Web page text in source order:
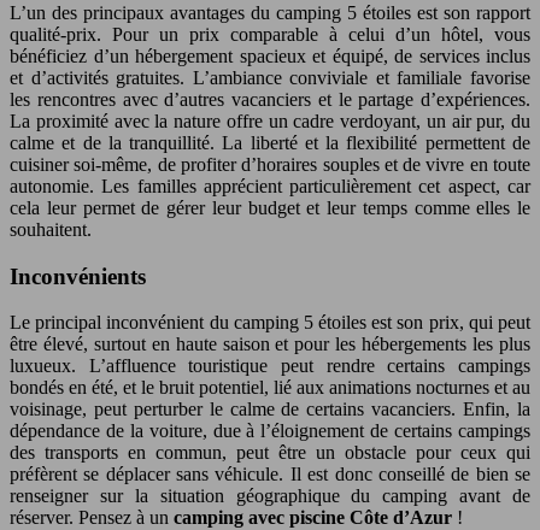
L’un des principaux avantages du camping 5 étoiles est son rapport
qualité-prix. Pour un prix comparable à celui d’un hôtel, vous
bénéficiez d’un hébergement spacieux et équipé, de services inclus
et d’activités gratuites. L’ambiance conviviale et familiale favorise
les rencontres avec d’autres vacanciers et le partage d’expériences.
La proximité avec la nature offre un cadre verdoyant, un air pur, du
calme et de la tranquillité. La liberté et la flexibilité permettent de
cuisiner soi-même, de profiter d’horaires souples et de vivre en toute
autonomie. Les familles apprécient particulièrement cet aspect, car
cela leur permet de gérer leur budget et leur temps comme elles le
souhaitent.
Inconvénients
Le principal inconvénient du camping 5 étoiles est son prix, qui peut
être élevé, surtout en haute saison et pour les hébergements les plus
luxueux. L’affluence touristique peut rendre certains campings
bondés en été, et le bruit potentiel, lié aux animations nocturnes et au
voisinage, peut perturber le calme de certains vacanciers. Enfin, la
dépendance de la voiture, due à l’éloignement de certains campings
des transports en commun, peut être un obstacle pour ceux qui
préfèrent se déplacer sans véhicule. Il est donc conseillé de bien se
renseigner sur la situation géographique du camping avant de
réserver. Pensez à un camping avec piscine Côte d’Azur !